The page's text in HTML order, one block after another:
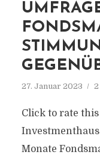
27. Januar 2023
Click to rate this
Monate